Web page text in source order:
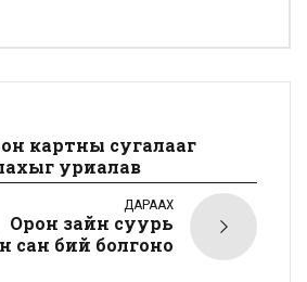
картны сугалааг
уриалав
ДАРААХ
Орон зайн суурь
сан бий болгоно